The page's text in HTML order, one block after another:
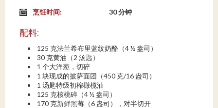
烹饪时间:
30 分钟
配料:
125 克法兰希布里蓝纹奶酪（4 ½ 盎司）
30 克黄油（2 汤匙）
1 个大洋葱，切碎
1 块现成的披萨面团（450 克/16 盎司）
1 汤匙特级初榨橄榄油
125 克核桃碎（4 ½ 盎司）
170 克新鲜黑莓（6 盎司），对半切开